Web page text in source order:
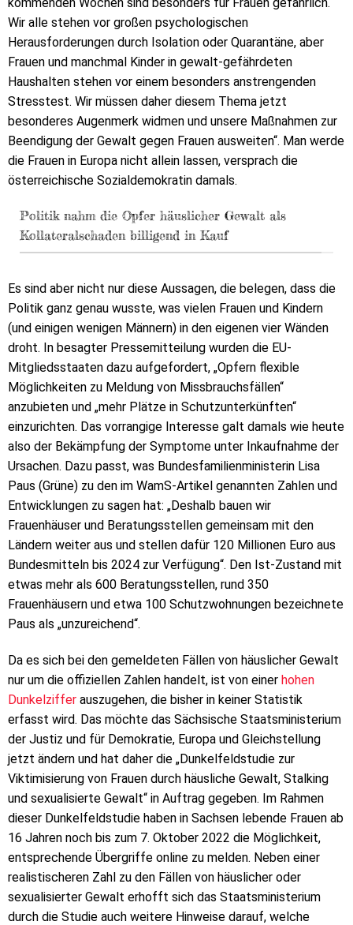
Wir alle stehen vor großen psychologischen
Herausforderungen durch Isolation oder Quarantäne, aber
Frauen und manchmal Kinder in gewalt-gefährdeten
Haushalten stehen vor einem besonders anstrengenden
Stresstest. Wir müssen daher diesem Thema jetzt
besonderes Augenmerk widmen und unsere Maßnahmen zur
Beendigung der Gewalt gegen Frauen ausweiten“. Man werde
die Frauen in Europa nicht allein lassen, versprach die
österreichische Sozialdemokratin damals.
Politik nahm die Opfer häuslicher Gewalt als
Kollateralschaden billigend in Kauf
Es sind aber nicht nur diese Aussagen, die belegen, dass die
Politik ganz genau wusste, was vielen Frauen und Kindern
(und einigen wenigen Männern) in den eigenen vier Wänden
droht. In besagter Pressemitteilung wurden die EU-
Mitgliedsstaaten dazu aufgefordert, „Opfern flexible
Möglichkeiten zu Meldung von Missbrauchsfällen“
anzubieten und „mehr Plätze in Schutzunterkünften“
einzurichten. Das vorrangige Interesse galt damals wie heute
also der Bekämpfung der Symptome unter Inkaufnahme der
Ursachen. Dazu passt, was Bundesfamilienministerin Lisa
Paus (Grüne) zu den im WamS-Artikel genannten Zahlen und
Entwicklungen zu sagen hat: „Deshalb bauen wir
Frauenhäuser und Beratungsstellen gemeinsam mit den
Ländern weiter aus und stellen dafür 120 Millionen Euro aus
Bundesmitteln bis 2024 zur Verfügung“. Den Ist-Zustand mit
etwas mehr als 600 Beratungsstellen, rund 350
Frauenhäusern und etwa 100 Schutzwohnungen bezeichnete
Paus als „unzureichend“.
Da es sich bei den gemeldeten Fällen von häuslicher Gewalt
nur um die offiziellen Zahlen handelt, ist von einer hohen
Dunkelziffer auszugehen, die bisher in keiner Statistik
erfasst wird. Das möchte das Sächsische Staatsministerium
der Justiz und für Demokratie, Europa und Gleichstellung
jetzt ändern und hat daher die „Dunkelfeldstudie zur
Viktimisierung von Frauen durch häusliche Gewalt, Stalking
und sexualisierte Gewalt“ in Auftrag gegeben. Im Rahmen
dieser Dunkelfeldstudie haben in Sachsen lebende Frauen ab
16 Jahren noch bis zum 7. Oktober 2022 die Möglichkeit,
entsprechende Übergriffe online zu melden. Neben einer
realistischeren Zahl zu den Fällen von häuslicher oder
sexualisierter Gewalt erhofft sich das Staatsministerium
durch die Studie auch weitere Hinweise darauf, welche